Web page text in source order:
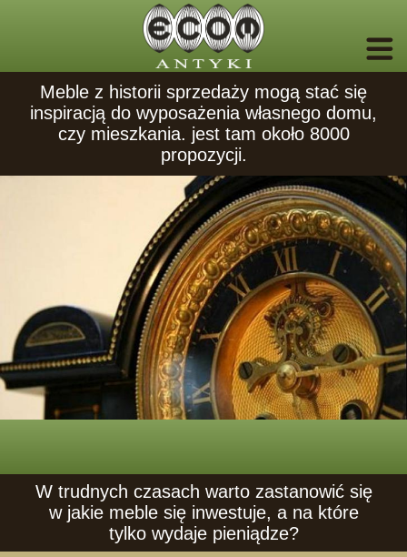
Meble z historii sprzedaży mogą stać się
inspiracją do wyposażenia własnego domu,
czy mieszkania. jest tam około 8000
propozycji.
W trudnych czasach warto zastanowić się
w jakie meble się inwestuje, a na które
tylko wydaje pieniądze?